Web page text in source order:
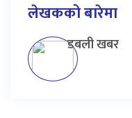
लेखकको बारेमा
डबली खबर